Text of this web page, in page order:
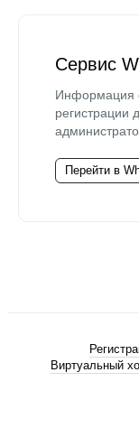
Сервис
Информация
регистрации
Перейти в
Виртуальный